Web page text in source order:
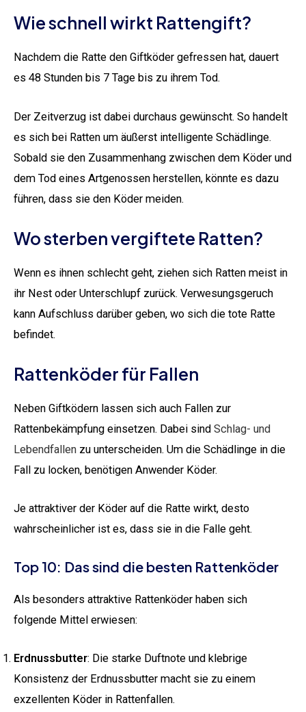
Wie schnell wirkt Rattengift?
Nachdem die Ratte den Giftköder gefressen hat, dauert
es 48 Stunden bis 7 Tage bis zu ihrem Tod.
Der Zeitverzug ist dabei durchaus gewünscht. So handelt
es sich bei Ratten um äußerst intelligente Schädlinge.
Sobald sie den Zusammenhang zwischen dem Köder und
dem Tod eines Artgenossen herstellen, könnte es dazu
führen, dass sie den Köder meiden.
Wo sterben vergiftete Ratten?
Wenn es ihnen schlecht geht, ziehen sich Ratten meist in
ihr Nest oder Unterschlupf zurück. Verwesungsgeruch
kann Aufschluss darüber geben, wo sich die tote Ratte
befindet.
Rattenköder für Fallen
Neben Giftködern lassen sich auch Fallen zur
Rattenbekämpfung einsetzen. Dabei sind Schlag- und
Lebendfallen zu unterscheiden. Um die Schädlinge in die
Fall zu locken, benötigen Anwender Köder.
Je attraktiver der Köder auf die Ratte wirkt, desto
wahrscheinlicher ist es, dass sie in die Falle geht.
Top 10: Das sind die besten Rattenköder
Als besonders attraktive Rattenköder haben sich
folgende Mittel erwiesen:
Erdnussbutter: Die starke Duftnote und klebrige
Konsistenz der Erdnussbutter macht sie zu einem
exzellenten Köder in Rattenfallen.